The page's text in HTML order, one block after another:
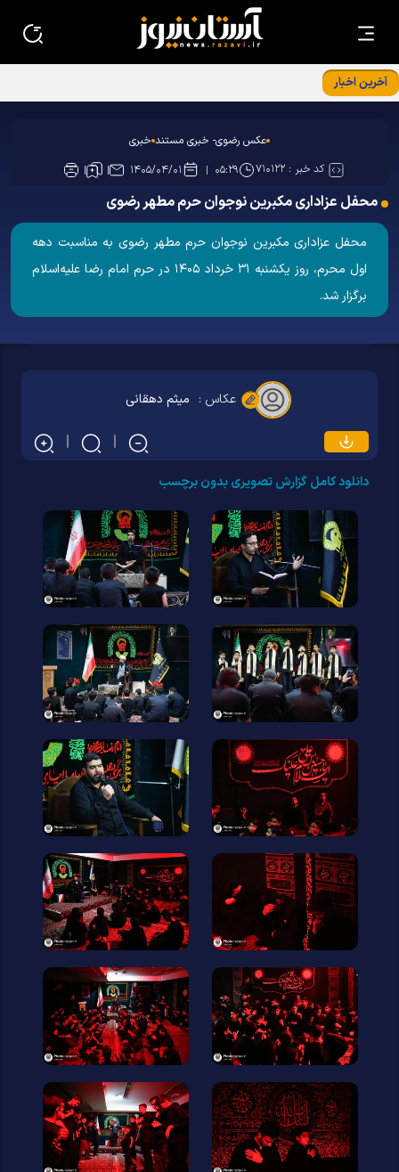
آخرین اخبار
عکس رضوی- خبری مستند خبری
کد خبر :۷۱۰۱۲۲ ۰۵:۲۹ ۱۴۰۵/۰۴/۰۱
محفل عزاداری مکبرین نوجوان حرم مطهر رضوی
محفل عزاداری مکبرین نوجوان حرم مطهر رضوی به مناسبت دهه
اول محرم، روز یکشنبه ۳۱ خرداد ۱۴۰۵ در حرم امام رضا علیه‌اسلام
برگزار شد.
عکاس : میثم دهقانی
دانلود کامل گزارش تصویری بدون برچسب